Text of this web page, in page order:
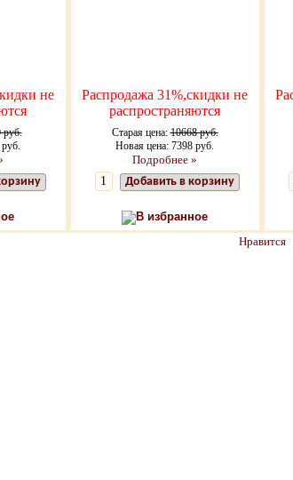
не
руб.
Распродажа 31%,скидки не
распространяются
Старая цена:10668 руб.
Новая цена: 7398 руб.
Подробнее »
Добавить в корзину
В избранное
Нравится